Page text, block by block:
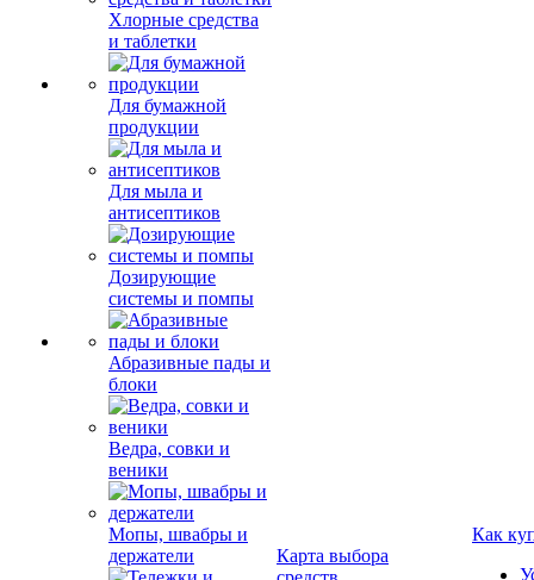
Хлорные средства
и таблетки
Для бумажной
продукции
Для мыла и
антисептиков
Дозирующие
системы и помпы
Абразивные пады и
блоки
Ведра, совки и
веники
Мопы, швабры и
держатели
Карта выбора
Как